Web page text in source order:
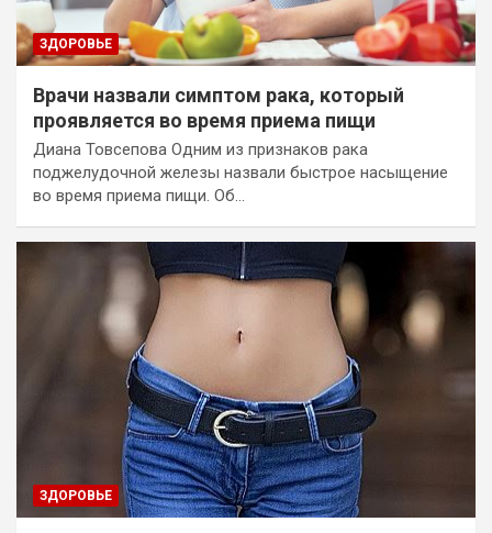
ЗДОРОВЬЕ
Врачи назвали симптом рака, который
проявляется во время приема пищи
Диана Товсепова Одним из признаков рака
поджелудочной железы назвали быстрое насыщение
во время приема пищи. Об…
ЗДОРОВЬЕ